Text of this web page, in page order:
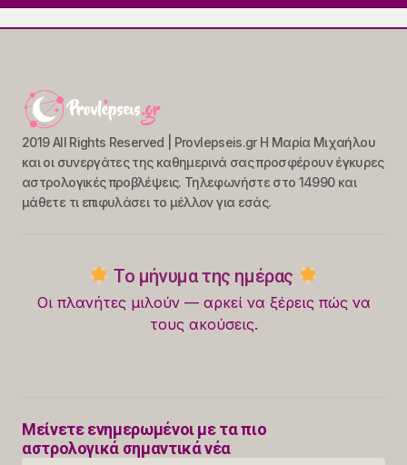
2019 All Rights Reserved | Provlepseis.gr Η Μαρία Μιχαήλου
και οι συνεργάτες της καθημερινά σας προσφέρουν έγκυρες
αστρολογικές προβλέψεις. Τηλεφωνήστε στο 14990 και
μάθετε τι επιφυλάσει το μέλλον για εσάς.
Το μήνυμα της ημέρας
Οι πλανήτες μιλούν — αρκεί να ξέρεις πώς να
τους ακούσεις.
Μείνετε ενημερωμένοι με τα πιο
αστρολογικά σημαντικά νέα